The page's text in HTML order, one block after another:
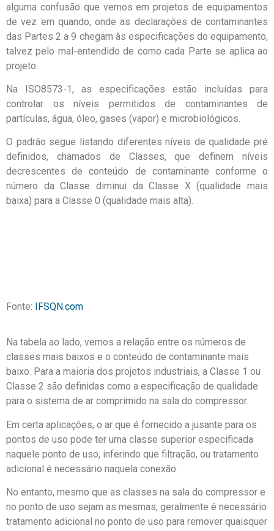
alguma confusão que vemos em projetos de equipamentos
de vez em quando, onde as declarações de contaminantes
das Partes 2 a 9 chegam às especificações do equipamento,
talvez pelo mal-entendido de como cada Parte se aplica ao
projeto.
Na ISO8573-1, as especificações estão incluídas para
controlar os níveis permitidos de contaminantes de
partículas, água, óleo, gases (vapor) e microbiológicos.
O padrão segue listando diferentes níveis de qualidade pré
definidos, chamados de Classes, que definem níveis
decrescentes de conteúdo de contaminante conforme o
número da Classe diminui da Classe X (qualidade mais
baixa) para a Classe 0 (qualidade mais alta).
Fonte: IFSQN.com
Na tabela ao lado, vemos a relação entre os números de
classes mais baixos e o conteúdo de contaminante mais
baixo. Para a maioria dos projetos industriais, a Classe 1 ou
Classe 2 são definidas como a especificação de qualidade
para o sistema de ar comprimido na sala do compressor.
Em certa aplicações, o ar que é fornecido a jusante para os
pontos de uso pode ter uma classe superior especificada
naquele ponto de uso, inferindo que filtração, ou tratamento
adicional é necessário naquela conexão.
No entanto, mesmo que as classes na sala do compressor e
no ponto de uso sejam as mesmas, geralmente é necessário
tratamento adicional no ponto de uso para remover quaisquer